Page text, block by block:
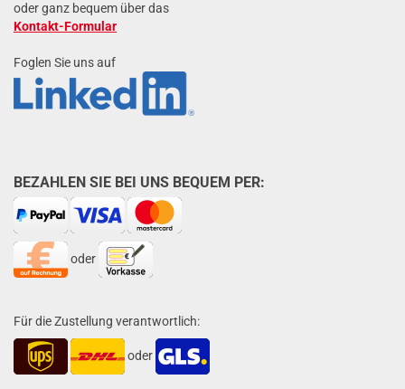
oder ganz bequem über das
Kontakt-Formular
Foglen Sie uns auf
BEZAHLEN SIE BEI UNS BEQUEM PER:
oder
Für die Zustellung verantwortlich:
oder